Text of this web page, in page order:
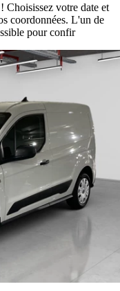
votre date et
coordonnées. L'un de
pour confir